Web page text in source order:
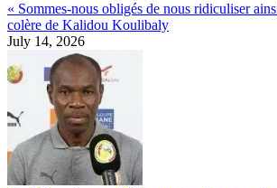
« Sommes-nous obligés de nous ridiculiser
colère de Kalidou Koulibaly
July 14, 2026